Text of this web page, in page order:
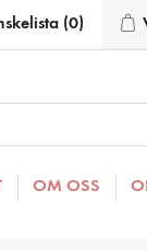
(0)
OM OSS